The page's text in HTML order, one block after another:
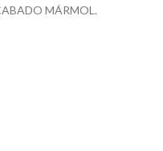
MÁRMOL.